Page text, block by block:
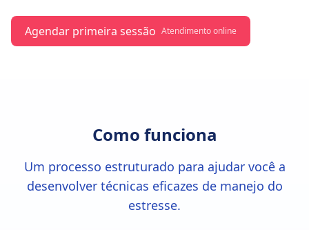
Agendar primeira sessão Atendimento online
Como funciona
Um processo estruturado para ajudar você a
desenvolver técnicas eficazes de manejo do
estresse.